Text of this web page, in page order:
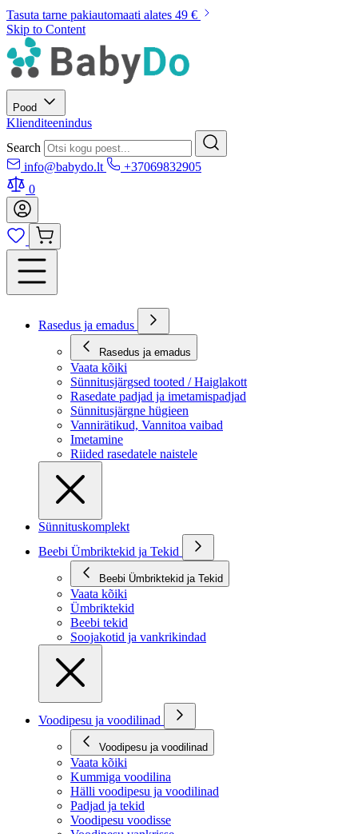
Tasuta tarne pakiautomaati alates 49 €
Skip to Content
Pood
Klienditeenindus
Search
info@babydo.lt
+37069832905
0
Rasedus ja emadus
Rasedus ja emadus
Vaata kõiki
Sünnitusjärgsed tooted / Haiglakott
Rasedate padjad ja imetamispadjad
Sünnitusjärgne hügieen
Vannirätikud, Vannitoa vaibad
Imetamine
Riided rasedatele naistele
Sünnituskomplekt
Beebi Ümbriktekid ja Tekid
Beebi Ümbriktekid ja Tekid
Vaata kõiki
Ümbriktekid
Beebi tekid
Soojakotid ja vankrikindad
Voodipesu ja voodilinad
Voodipesu ja voodilinad
Vaata kõiki
Kummiga voodilina
Hälli voodipesu ja voodilinad
Padjad ja tekid
Voodipesu voodisse